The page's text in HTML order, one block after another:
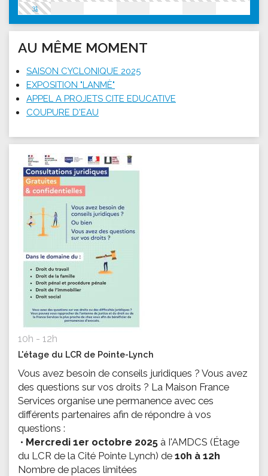
31
AU MÊME MOMENT
SAISON CYCLONIQUE 2025
EXPOSITION "LANMÈ"
APPEL A PROJETS CITE EDUCATIVE
COUPURE D'EAU
10h - 12h
L'étage du LCR de Pointe-Lynch
Vous avez besoin de conseils juridiques ? Vous avez
des questions sur vos droits ? La Maison France
Services organise une permanence avec ces
différents partenaires afin de répondre à vos
questions :
• Mercredi 1er octobre 2025 à I'AMDCS (Étage
du LCR de la Cité Pointe Lynch) de 10h à 12h
Nombre de places limitées